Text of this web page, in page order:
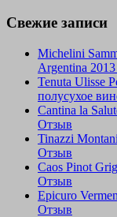
Свежие записи
Michelini
Argentina
Tenuta Ulisse
полусухое
Cantina la
Отзыв
Tinazzi
Отзыв
Caos Pinot
Отзыв
Epicuro
Отзыв